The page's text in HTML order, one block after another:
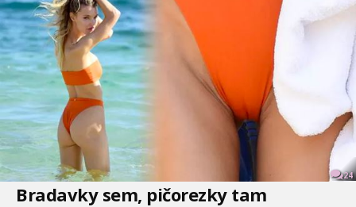
24
Bradavky sem, pičorezky tam